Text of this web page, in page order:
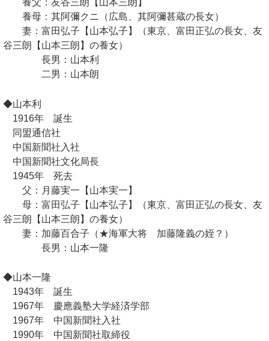
養父：友谷三朗【山本三朗】
養母：其阿彌クニ（広島、其阿彌甚蔵の長女）
妻：富田弘子【山本弘子】（東京、富田正弘の長女、友
谷三朗【山本三朗】の養女）
長男：山本利
二男：山本朗
◆山本利
1916年 誕生
同盟通信社
中国新聞社入社
中国新聞社文化局長
1945年 死去
父：月藤実一【山本実一】
母：富田弘子【山本弘子】（東京、富田正弘の長女、友
谷三朗【山本三朗】の養女）
妻：加藤百合子（★海軍大将 加藤隆義の姪？）
長男：山本一隆
◆山本一隆
1943年 誕生
1967年 慶應義塾大学経済学部
1967年 中国新聞社入社
1990年 中国新聞社取締役